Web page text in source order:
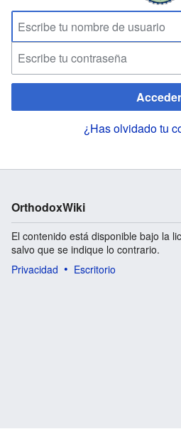
Acceder
¿Has olvidado tu
OrthodoxWiki
El contenido está disponible bajo la
salvo que se indique lo contrario.
Privacidad
Escritorio